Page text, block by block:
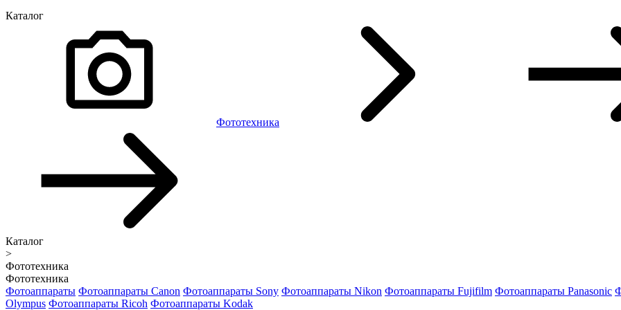
Каталог
Фототехника
Каталог
>
Фототехника
Фототехника
Фотоаппараты Фотоаппараты Canon Фотоаппараты Sony Фотоаппараты Nikon Фотоаппараты Fujifilm Фотоаппараты Panasonic
Olympus Фотоаппараты Ricoh Фотоаппараты Kodak